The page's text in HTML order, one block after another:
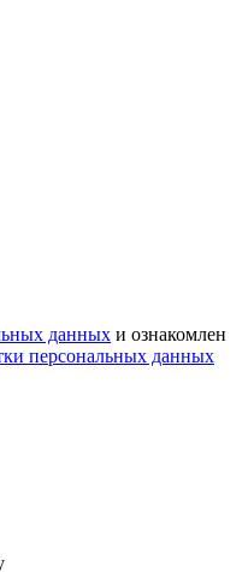
данных и ознакомлен
персональных данных